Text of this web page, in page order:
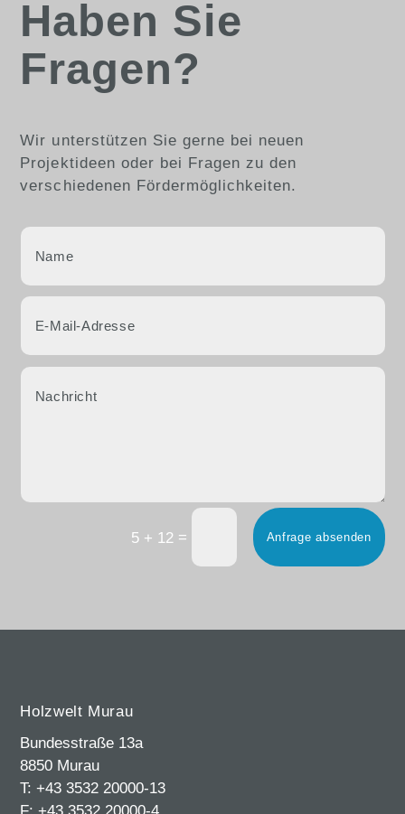
Haben Sie
Fragen?
Wir unterstützen Sie gerne bei neuen
Projektideen oder bei Fragen zu den
verschiedenen Fördermöglichkeiten.
5 + 12 = Anfrage absenden
Holzwelt Murau
Bundesstraße 13a
8850 Murau
T: +43 3532 20000-13